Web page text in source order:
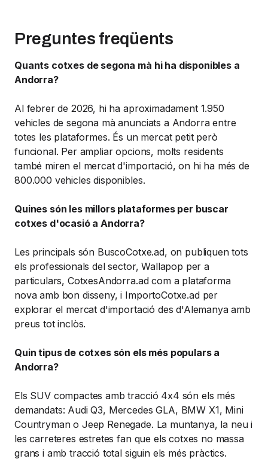
Preguntes freqüents
Quants cotxes de segona mà hi ha disponibles a
Andorra?
Al febrer de 2026, hi ha aproximadament 1.950
vehicles de segona mà anunciats a Andorra entre
totes les plataformes. És un mercat petit però
funcional. Per ampliar opcions, molts residents
també miren el mercat d'importació, on hi ha més de
800.000 vehicles disponibles.
Quines són les millors plataformes per buscar
cotxes d'ocasió a Andorra?
Les principals són BuscoCotxe.ad, on publiquen tots
els professionals del sector, Wallapop per a
particulars, CotxesAndorra.ad com a plataforma
nova amb bon disseny, i ImportoCotxe.ad per
explorar el mercat d'importació des d'Alemanya amb
preus tot inclòs.
Quin tipus de cotxes són els més populars a
Andorra?
Els SUV compactes amb tracció 4x4 són els més
demandats: Audi Q3, Mercedes GLA, BMW X1, Mini
Countryman o Jeep Renegade. La muntanya, la neu i
les carreteres estretes fan que els cotxes no massa
grans i amb tracció total siguin els més pràctics.